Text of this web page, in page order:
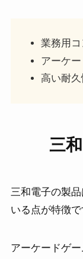
業務用
アーケ
高い耐
三
三和電子の製
いる点が特徴で
アーケードゲ